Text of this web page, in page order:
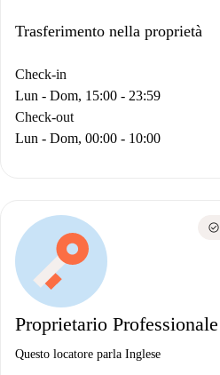
Trasferimento nella proprietà
Check-in
Lun - Dom, 15:00 - 23:59
Check-out
Lun - Dom, 00:00 - 10:00
Proprietario Professionale
Questo locatore parla Inglese
check_circle